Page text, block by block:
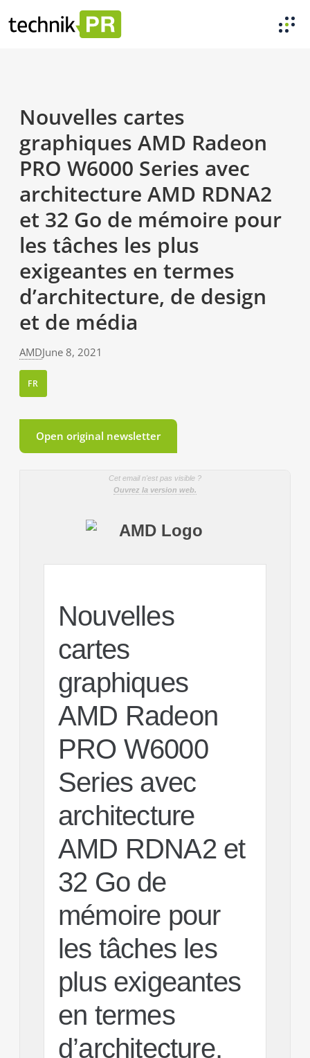
Nouvelles cartes
graphiques AMD Radeon
PRO W6000 Series avec
architecture AMD RDNA2
et 32 Go de mémoire pour
les tâches les plus
exigeantes en termes
d’architecture, de design
et de média
AMDJune 8, 2021
FR
Open original newsletter